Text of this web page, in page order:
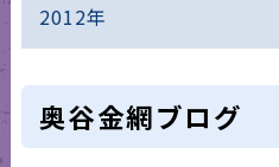
2012年
奥谷金網ブログ